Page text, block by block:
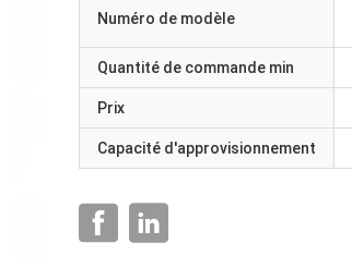
Numéro de modèle
Quantité de commande min
Prix
Capacité d'approvisionnement